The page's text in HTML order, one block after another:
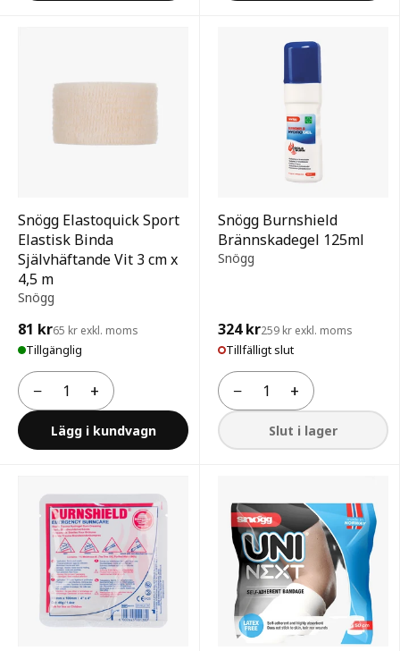
Snögg Elastoquick Sport
Elastisk Binda
Självhäftande Vit 3 cm x
4,5 m
Snögg
81 kr65 kr exkl. moms
Tillgänglig
−
Antal +
Lägg i kundvagn
Snögg Burnshield
Brännskadegel 125ml
Snögg
324 kr259 kr exkl. moms
Tillfälligt slut
−
Antal +
Slut i lager